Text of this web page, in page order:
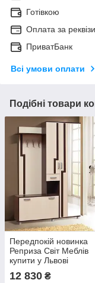
Готівкою
Оплата за
ПриватБанк
Всі умови оплати
Подібні товари
Передпокій новинка
Реприза Світ Меблів
купити у Львові
12 830 ₴